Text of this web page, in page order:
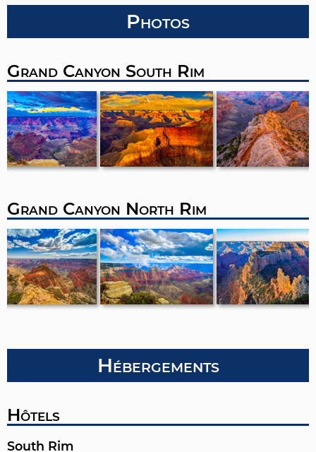
Photos
Grand Canyon South Rim
Grand Canyon North Rim
Hébergements
Hôtels
South Rim